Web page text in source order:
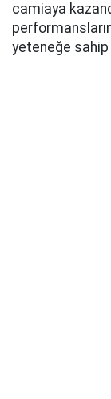
camiaya
yeteneğe sahip